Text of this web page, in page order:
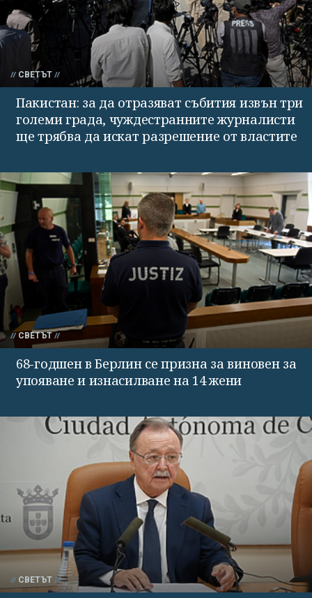
СВЕТЪТ
Пакистан: за да отразяват събития извън три
големи града, чуждестранните журналисти
ще трябва да искат разрешение от властите
СВЕТЪТ
68-годшен в Берлин се призна за виновен за
упояване и изнасилване на 14 жени
СВЕТЪТ